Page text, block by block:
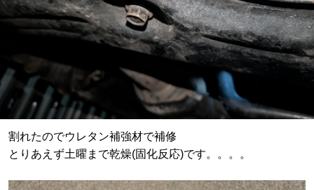
割れたのでウレタン補強材で補修
とりあえず土曜まで乾燥(固化反応)です。。。。